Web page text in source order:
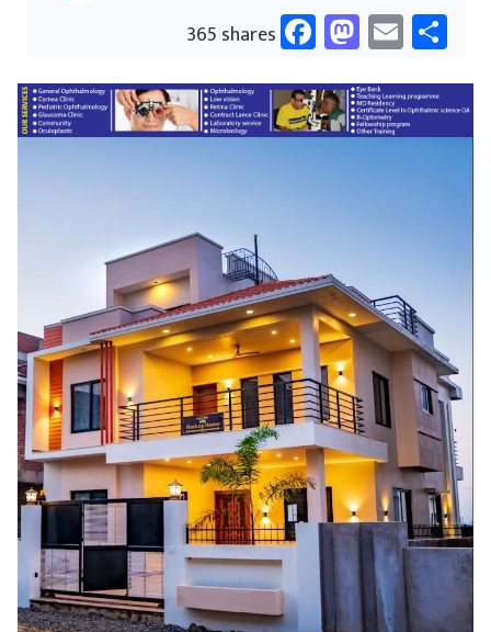
365 shares Facebook
Email